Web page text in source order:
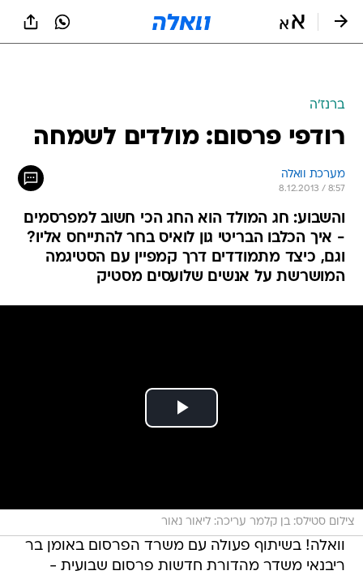
ברנז'ה
רודפי פרסום: מולדים לשמחה
מערכת וואלה
8.12.2013 / 8:57
והשבוע: חג המולד הוא החג הכי חשוב למפרסמים
- איך הכלבו הבריטי גון לואיס בחר להתייחס אליו?
וגם, כיצד מתמודדים דרך קמפיין עם הסטיגמה
המושרשת על אנשים שלועסים מסטיק
צילום סטילס: בן קלמר עריכה: ליאור נאור
וואלה! בשיתוף פעולה עם משרד הפרסום באומן בר
ריבנאי משדר מהדורת חדשות פרסום שבועית -